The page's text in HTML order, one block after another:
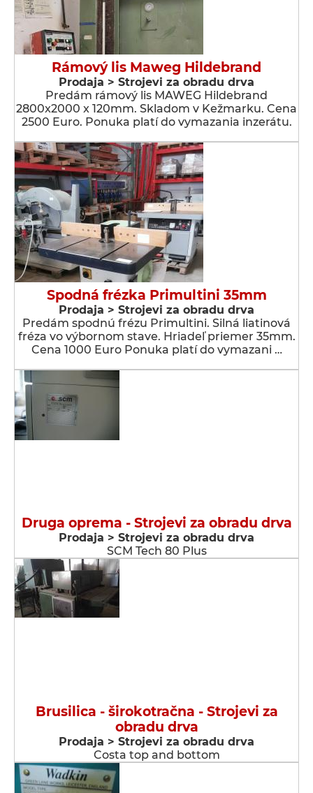
Rámový lis Maweg Hildebrand
Prodaja > Strojevi za obradu drva
Predám rámový lis MAWEG Hildebrand
2800x2000 x 120mm. Skladom v Kežmarku. Cena
2500 Euro. Ponuka platí do vymazania inzerátu.
Spodná frézka Primultini 35mm
Prodaja > Strojevi za obradu drva
Predám spodnú frézu Primultini. Silná liatinová
fréza vo výbornom stave. Hriadeľ priemer 35mm.
Cena 1000 Euro Ponuka platí do vymazani …
Druga oprema - Strojevi za obradu drva
Prodaja > Strojevi za obradu drva
SCM Tech 80 Plus
Brusilica - širokotračna - Strojevi za
obradu drva
Prodaja > Strojevi za obradu drva
Costa top and bottom